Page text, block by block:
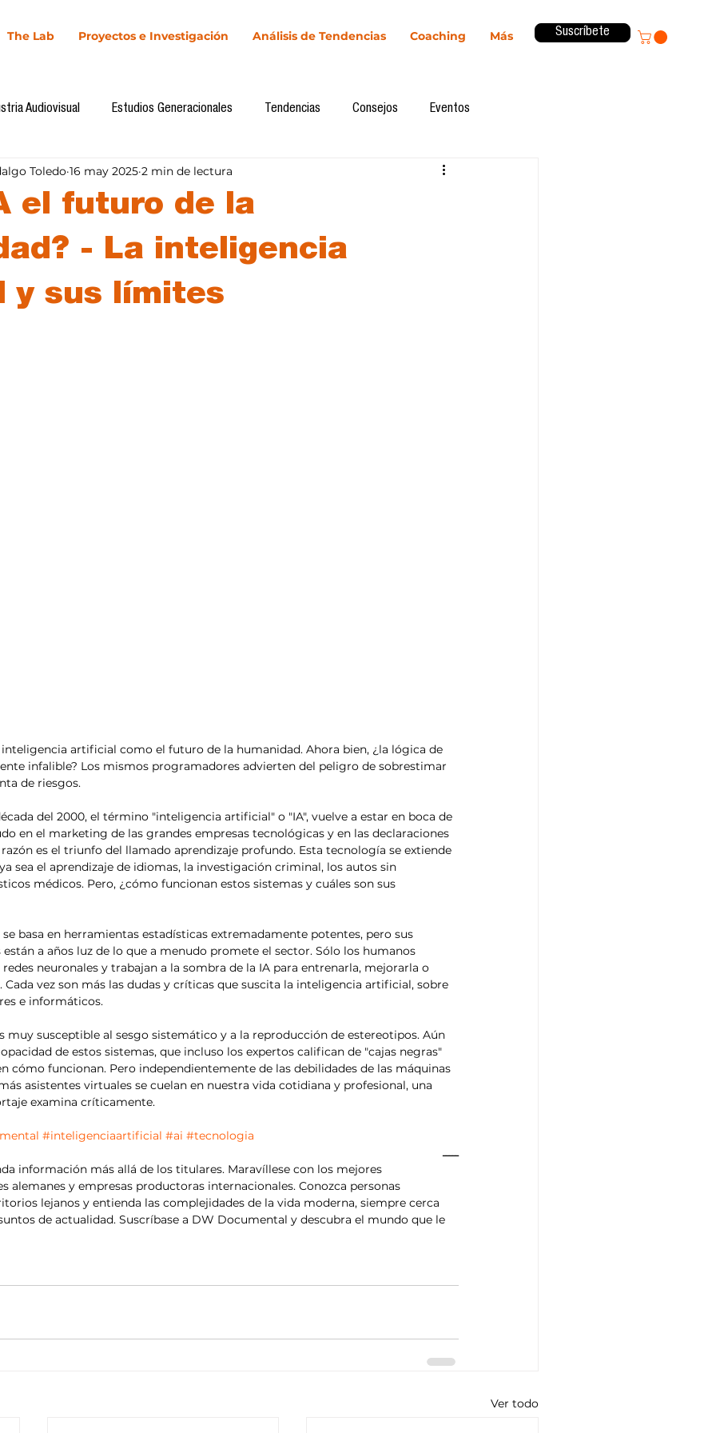
The Lab Proyectos e Investigación Análisis de Tendencias Coaching Más Suscríbete
Audiovisual Estudios Generacionales Tendencias Consejos Eventos
Cultura Digital Comunicación y Sociedad Innovación
Investigación H&NhCL CICA/Sintaxis
Casos de estudio Novedades Podcast
el futuro de la
- La inteligencia
y sus límites
Toledo 16 may 2025 2 min de lectura
artificial como el futuro de la humanidad. Ahora bien, ¿la lógica de
infalible? Los mismos programadores advierten del peligro de sobrestimar
de riesgos.
del 2000, el término "inteligencia artificial" o "IA", vuelve a estar en boca de
en el marketing de las grandes empresas tecnológicas y en las declaraciones
es el triunfo del llamado aprendizaje profundo. Esta tecnología se extiende
sea el aprendizaje de idiomas, la investigación criminal, los autos sin
médicos. Pero, ¿cómo funcionan estos sistemas y cuáles son sus
basa en herramientas estadísticas extremadamente potentes, pero sus
están a años luz de lo que a menudo promete el sector. Sólo los humanos
neuronales y trabajan a la sombra de la IA para entrenarla, mejorarla o
vez son más las dudas y críticas que suscita la inteligencia artificial, sobre
e informáticos.
muy susceptible al sesgo sistemático y a la reproducción de estereotipos. Aún
de estos sistemas, que incluso los expertos califican de "cajas negras"
cómo funcionan. Pero independientemente de las debilidades de las máquinas
asistentes virtuales se cuelan en nuestra vida cotidiana y profesional, una
examina críticamente.
#inteligenciaartificial #ai #tecnologia
ـــــ
información más allá de los titulares. Maravíllese con los mejores
alemanes y empresas productoras internacionales. Conozca personas
lejanos y entienda las complejidades de la vida moderna, siempre cerca
de actualidad. Suscríbase a DW Documental y descubra el mundo que le
Ver todo